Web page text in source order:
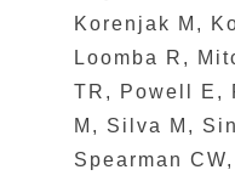
Korenjak M,
Loomba R,
TR, Powell E,
M, Silva M,
Spearman